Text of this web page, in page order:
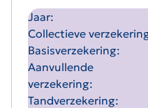
Jaar
Collectieve
Basisverzekering
Aanvullende
verzekering
Tandverzekering